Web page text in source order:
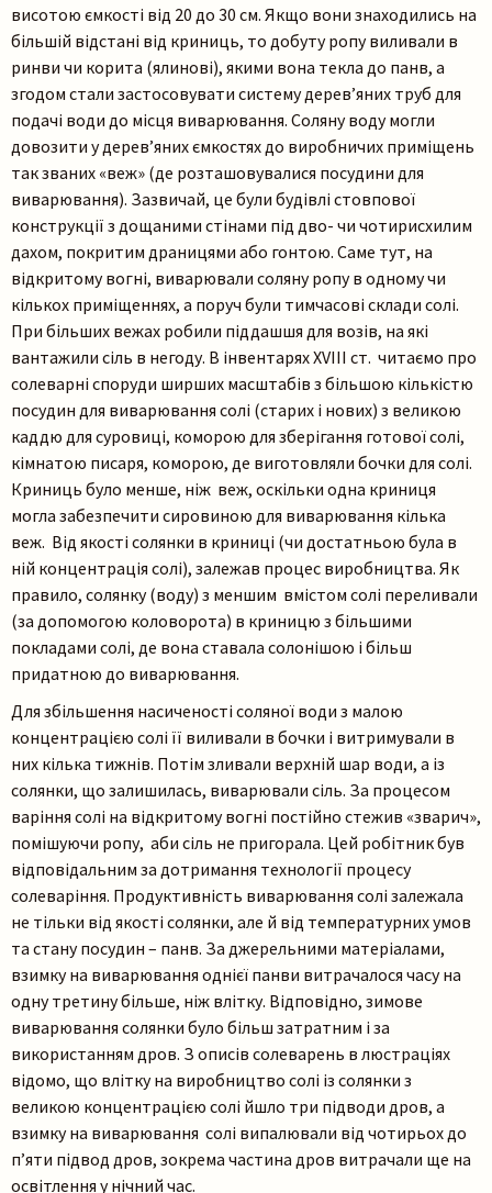
висотою ємкості від 20 до 30 см. Якщо вони знаходились на
більшій відстані від криниць, то добуту ропу виливали в
ринви чи корита (ялинові), якими вона текла до панв, а
згодом стали застосовувати систему дерев’яних труб для
подачі води до місця виварювання. Соляну воду могли
довозити у дерев’яних ємкостях до виробничих приміщень
так званих «веж» (де розташовувалися посудини для
виварювання). Зазвичай, це були будівлі стовпової
конструкції з дощаними стінами під дво- чи чотирисхилим
дахом, покритим драницями або гонтою. Саме тут, на
відкритому вогні, виварювали соляну ропу в одному чи
кількох приміщеннях, а поруч були тимчасові склади солі.
При більших вежах робили піддашшя для возів, на які
вантажили сіль в негоду. В інвентарях ХVІІІ ст. читаємо про
солеварні споруди ширших масштабів з більшою кількістю
посудин для виварювання солі (старих і нових) з великою
каддю для суровиці, коморою для зберігання готової солі,
кімнатою писаря, коморою, де виготовляли бочки для солі.
Криниць було менше, ніж веж, оскільки одна криниця
могла забезпечити сировиною для виварювання кілька
веж. Від якості солянки в криниці (чи достатньою була в
ній концентрація солі), залежав процес виробництва. Як
правило, солянку (воду) з меншим вмістом солі переливали
(за допомогою коловорота) в криницю з більшими
покладами солі, де вона ставала солонішою і більш
придатною до виварювання.
Для збільшення насиченості соляної води з малою
концентрацією солі її виливали в бочки і витримували в
них кілька тижнів. Потім зливали верхній шар води, а із
солянки, що залишилась, виварювали сіль. За процесом
варіння солі на відкритому вогні постійно стежив «зварич»,
помішуючи ропу, аби сіль не пригорала. Цей робітник був
відповідальним за дотримання технології процесу
солеваріння. Продуктивність виварювання солі залежала
не тільки від якості солянки, але й від температурних умов
та стану посудин – панв. За джерельними матеріалами,
взимку на виварювання однієї панви витрачалося часу на
одну третину більше, ніж влітку. Відповідно, зимове
виварювання солянки було більш затратним і за
використанням дров. З описів солеварень в люстраціях
відомо, що влітку на виробництво солі із солянки з
великою концентрацією солі йшло три підводи дров, а
взимку на виварювання солі випалювали від чотирьох до
п’яти підвод дров, зокрема частина дров витрачали ще на
освітлення у нічний час.